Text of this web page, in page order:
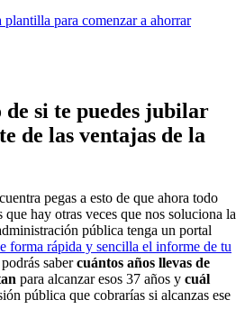
para comenzar a ahorrar
de si te puedes jubilar
de las ventajas de la
pegas a esto de que ahora todo
hay otras veces que nos soluciona la
pública tenga un portal
forma rápida y sencilla el informe de tu
sabercuántos años llevas de
para alcanzar esos 37 años y cuál
pública que cobrarías si alcanzas ese